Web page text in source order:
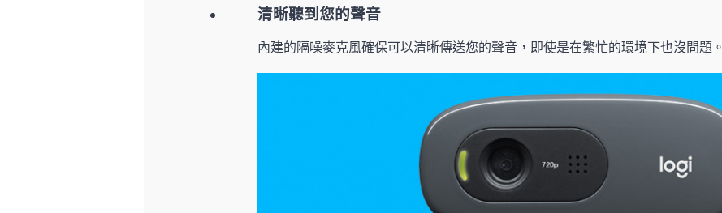
清晰聽到您的聲音
內建的隔噪麥克風確保可以清晰傳送您的聲音，即使是在繁忙的環境下也沒問題。